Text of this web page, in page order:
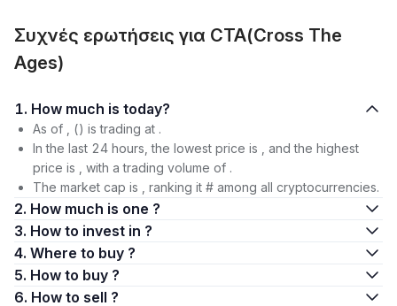
Συχνές ερωτήσεις για CTA(Cross The
Ages)
1. How much is today?
As of , () is trading at .
In the last 24 hours, the lowest price is , and the highest
price is , with a trading volume of .
The market cap is , ranking it # among all cryptocurrencies.
2. How much is one ?
3. How to invest in ?
4. Where to buy ?
5. How to buy ?
6. How to sell ?